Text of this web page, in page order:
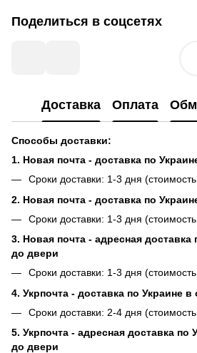
Поделиться в соцсетях
Доставка Оплата
Способы доставки:
1. Новая почта - доставка по
Сроки доставки: 1-3 дня
2. Новая почта - доставка по
Сроки доставки: 1-3 дня
3. Новая почта - адресная доставка
до двери
Сроки доставки: 1-3 дня
4. Укрпочта - доставка по Украине в
Сроки доставки: 2-4 дня
5. Укрпочта - адресная доставка по
до двери